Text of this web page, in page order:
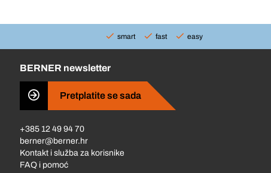
smart fast easy
BERNER newsletter
Pretplatite se sada
+385 12 49 94 70
berner@berner.hr
Kontakt i služba za korisnike
FAQ i pomoć